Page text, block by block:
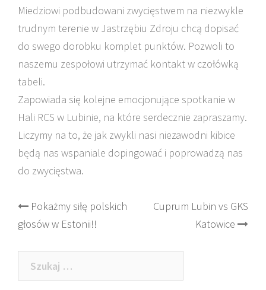
Miedziowi podbudowani zwycięstwem na niezwykle
trudnym terenie w Jastrzębiu Zdroju chcą dopisać
do swego dorobku komplet punktów. Pozwoli to
naszemu zespołowi utrzymać kontakt w czołówką
tabeli.
Zapowiada się kolejne emocjonujące spotkanie w
Hali RCS w Lubinie, na które serdecznie zapraszamy.
Liczymy na to, że jak zwykli nasi niezawodni kibice
będą nas wspaniale dopingować i poprowadzą nas
do zwycięstwa.
Post
navigation
Pokażmy siłę polskich
głosów w Estonii!!
Cuprum Lubin vs GKS
Katowice
Szukaj: